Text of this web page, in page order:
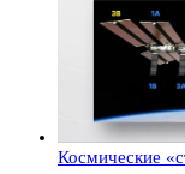
Космические